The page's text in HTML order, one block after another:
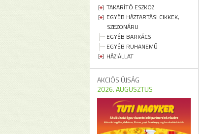
TAKARÍTÓ ESZKÖZ
EGYÉB HÁZTARTÁSI CIKKEK,
SZEZONÁRU
EGYÉB BARKÁCS
EGYÉB RUHANEMŰ
HÁZIÁLLAT
AKCIÓS ÚJSÁG
2026. AUGUSZTUS